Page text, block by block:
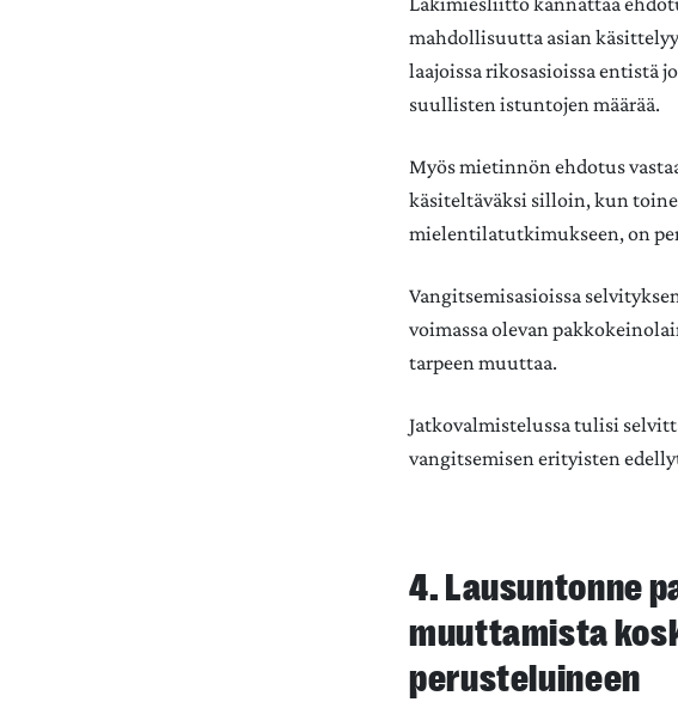
mahdollisuutta asian
laajoissa rikosasioissa entistä
suullisten istuntojen määrää.
Myös mietinnön ehdotus
käsiteltäväksi silloin, kun
mielentilatutkimukseen, on
Vangitsemisasioissa
voimassa olevan
tarpeen muuttaa.
Jatkovalmistelussa tulisi
vangitsemisen erityisten
4. Lausuntonne
muuttamista
perusteluineen